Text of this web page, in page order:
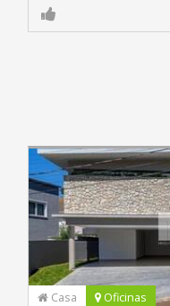
Casa Oficinas